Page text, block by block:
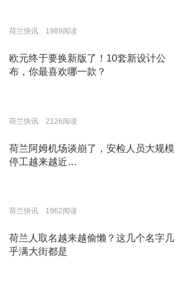
荷兰快讯 1989阅读
欧元终于要换新版了！10套新设计公
布，你最喜欢哪一款？
荷兰快讯 2126阅读
荷兰阿姆机场谈崩了，安检人员大规模
停工越来越近…
荷兰快讯 1962阅读
荷兰人取名越来越偷懒？这几个名字几
乎满大街都是